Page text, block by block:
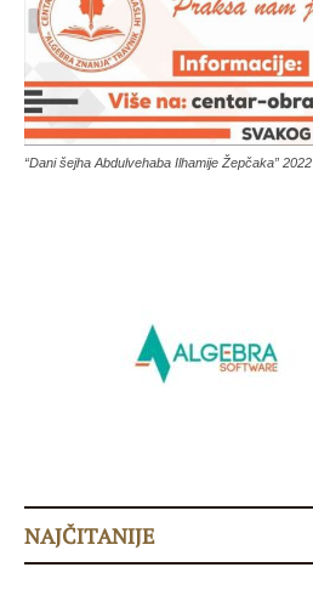
“Dani šejha Abdulvehaba Ilhamije Žepčaka” 2022
NAJČITANIJE